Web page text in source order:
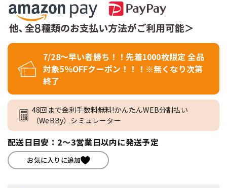
7/28～早い者勝ち！！先着1000枚限定 全品
対象5％OFFクーポン！！！※無くなり次第
終了
48回まで金利手数料無料!かんたんWEB分割払い
（WeBBy）シミュレーター
配送日目安：2～3営業日以内に発送予定
お気に入りに追加